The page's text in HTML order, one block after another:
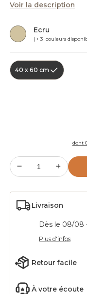
Voir la description
Ecru
40 x 60 cm
dont
Livraison
Dès le 08/08
Plus d'infos
Retour facile
À votre écoute